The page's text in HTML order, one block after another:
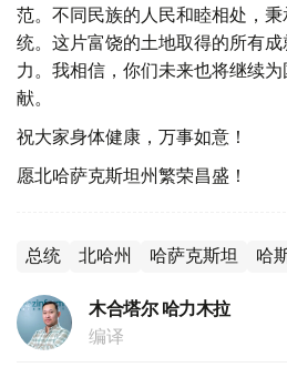
范。不同民族的人民和睦相处，
统。这片富饶的土地取得的所有
力。我相信，你们未来也将继续
献。
祝大家身体健康，万事如意！
愿北哈萨克斯坦州繁荣昌盛！
总统 北哈州 哈萨克斯坦 哈
木合塔尔 哈力木拉
编译